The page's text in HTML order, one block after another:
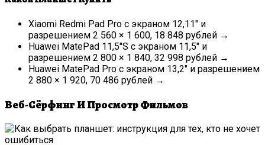
Xiaomi Redmi Pad Pro с экраном 12,11″ и
разрешением 2 560 × 1 600, 18 848 рублей →
Huawei MatePad 11,5″S с экраном 11,5″ и
разрешением 2 800 × 1 840, 32 998 рублей →
Huawei MatePad Pro с экраном 13,2″ и разрешением
2 880 × 1 920, 70 486 рублей →
Веб-Сёрфинг И Просмотр Фильмов